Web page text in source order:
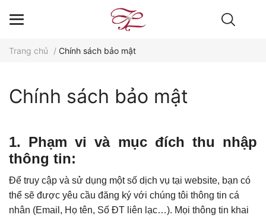
Trang chủ / Chính sách bảo mật
Chính sách bảo mật
1. Phạm vi và mục đích thu nhập
thông tin:
Để truy cập và sử dụng một số dịch vụ tại website, bạn có
thể sẽ được yêu cầu đăng ký với chúng tôi thông tin cá
nhân (Email, Họ tên, Số ĐT liên lạc…). Mọi thông tin khai